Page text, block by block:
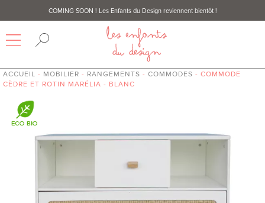
COMING SOON ! Les Enfants du Design reviennent bientôt !
ACCUEIL - MOBILIER - RANGEMENTS - COMMODES - COMMODE
CÈDRE ET ROTIN MARÉLIA - BLANC